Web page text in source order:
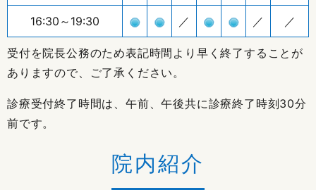
16:30～19:30 ／ ／ ／
受付を院長公務のため表記時間より早く終了することが
ありますので、ご了承ください。
診療受付終了時間は、午前、午後共に診療終了時刻30分
前です。
院内紹介